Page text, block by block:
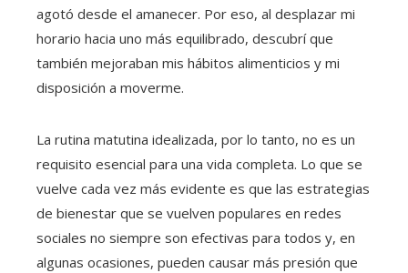
agotó desde el amanecer. Por eso, al desplazar mi
horario hacia uno más equilibrado, descubrí que
también mejoraban mis hábitos alimenticios y mi
disposición a moverme.
La rutina matutina idealizada, por lo tanto, no es un
requisito esencial para una vida completa. Lo que se
vuelve cada vez más evidente es que las estrategias
de bienestar que se vuelven populares en redes
sociales no siempre son efectivas para todos y, en
algunas ocasiones, pueden causar más presión que